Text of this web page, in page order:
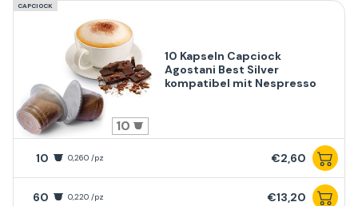
CAPCIOCK
10
10 Kapseln Capciock
Agostani Best Silver
kompatibel mit Nespresso
10 0,260 /pz €2,60
60 0,220 /pz €13,20